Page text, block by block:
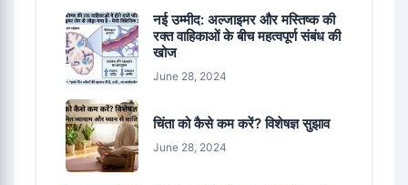
नई उम्मीद: अल्जाइमर और मस्तिष्क की
रक्त वाहिकाओं के बीच महत्वपूर्ण संबंध की
खोज
June 28, 2024
चिंता को कैसे कम करें? विशेषज्ञ सुझाव
June 28, 2024